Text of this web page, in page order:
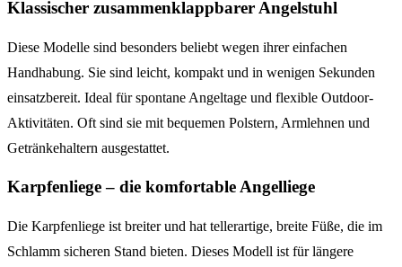
Klassischer zusammenklappbarer Angelstuhl
Diese Modelle sind besonders beliebt wegen ihrer einfachen
Handhabung. Sie sind leicht, kompakt und in wenigen Sekunden
einsatzbereit. Ideal für spontane Angeltage und flexible Outdoor-
Aktivitäten. Oft sind sie mit bequemen Polstern, Armlehnen und
Getränkehaltern ausgestattet.
Karpfenliege – die komfortable Angelliege
Die Karpfenliege ist breiter und hat tellerartige, breite Füße, die im
Schlamm sicheren Stand bieten. Dieses Modell ist für längere